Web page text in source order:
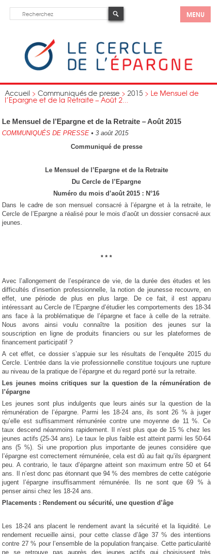
MENU
Accueil > Communiqués de presse > 2015 > Le Mensuel de
l’Epargne et de la Retraite – Août 2...
Le Mensuel de l’Epargne et de la Retraite – Août 2015
COMMUNIQUÉS DE PRESSE • 3 août 2015
Communiqué de presse
Le Mensuel de l’Epargne et de la Retraite
Du Cercle de l’Epargne
Numéro du mois d’août 2015 : N°16
Dans le cadre de son mensuel consacré à l’épargne et à la retraite, le
Cercle de l’Epargne a réalisé pour le mois d’août un dossier consacré aux
jeunes.
* * *
Avec l’allongement de l’espérance de vie, de la durée des études et les
difficultés d’insertion professionnelle, la notion de jeunesse recouvre, en
effet, une période de plus en plus large. De ce fait, il est apparu
intéressant au Cercle de l’Epargne d’étudier les comportements des 18-34
ans face à la problématique de l’épargne et face à celle de la retraite.
Nous avons ainsi voulu connaître la position des jeunes sur la
souscription en ligne de produits financiers ou sur les plateformes de
financement participatif ?
A cet effet, ce dossier s’appuie sur les résultats de l’enquête 2015 du
Cercle. L’entrée dans la vie professionnelle constitue toujours une rupture
au niveau de la pratique de l’épargne et du regard porté sur la retraite.
Les jeunes moins critiques sur la question de la rémunération de
l’épargne
Les jeunes sont plus indulgents que leurs ainés sur la question de la
rémunération de l’épargne. Parmi les 18-24 ans, ils sont 26 % à juger
qu’elle est suffisamment rémunérée contre une moyenne de 11 %. Ce
taux descend néanmoins rapidement. Il n’est plus que de 15 % chez les
jeunes actifs (25-34 ans). Le taux le plus faible est atteint parmi les 50-64
ans (5 %). Si une proportion plus importante de jeunes considère que
l’épargne est correctement rémunérée, cela est dû au fait qu’ils épargnent
peu. A contrario, le taux d’épargne atteint son maximum entre 50 et 64
ans. Il n’est donc pas étonnant que 94 % des membres de cette catégorie
jugent l’épargne insuffisamment rémunérée. Ils ne sont que 69 % à
penser ainsi chez les 18-24 ans.
Placements : Rendement ou sécurité, une question d’âge
Les 18-24 ans placent le rendement avant la sécurité et la liquidité. Le
rendement recueille ainsi, pour cette classe d’âge 37 % des intentions
contre 27 % pour l’ensemble de la population française. Cette particularité
ne se retrouve pas auprès des jeunes actifs qui choisissent très